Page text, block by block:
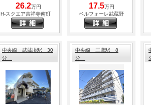
最寄：中央線 三鷹駅 徒歩8分
間取：２ＤＫ（47.34㎡）
賃料：１１４，０００円
2026.03.31
☆ウォークインクローゼット。ルー
間取：１ＬＤＫ（41.66㎡）
賃料：１５９，０００円
管理費：10,000円
2026.03.26
26.2万円
H-スクエア吉祥寺南町
17.5万円
ベルフォーレ武蔵野
中央線 武蔵境駅 30
分
中央線 三鷹駅 8
分